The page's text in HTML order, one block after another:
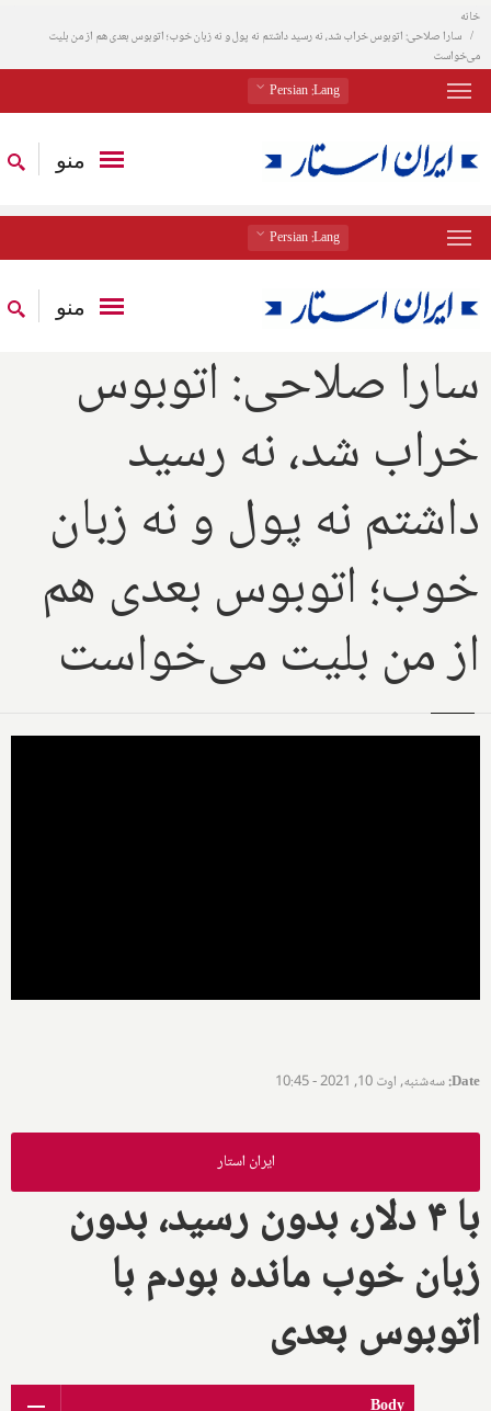
خانه
سارا صلاحی: اتوبوس خراب شد، نه رسید داشتم نه پول و نه زبان خوب؛ اتوبوس بعدی هم از من بلیت
می‌خواست
Lang
: Persian
منو
Lang
: Persian
منو
سارا صلاحی: اتوبوس
خراب شد، نه رسید
داشتم نه پول و نه زبان
خوب؛ اتوبوس بعدی هم
از من بلیت می‌خواست
Date
:سه‌شنبه, اوت 10, 2021 - 10:45
ایران استار
با ۴ دلار، بدون رسید، بدون
زبان خوب مانده بودم با
اتوبوس بعدی